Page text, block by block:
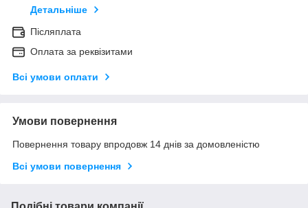
Детальніше
Післяплата
Оплата за реквізитами
Всі умови оплати
Умови повернення
Повернення товару впродовж 14 днів за домовленістю
Всі умови повернення